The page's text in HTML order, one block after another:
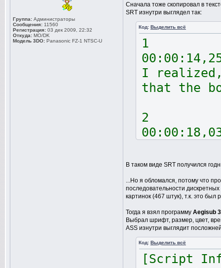
Группа: Администраторы
Сообщения: 11560
Регистрация: 03 дек 2009, 22:32
Откуда: MO/DK
Модель 3DO: Panasonic FZ-1 NTSC-U
Сначала тоже скопировал в
SRT изнутри выглядел так:
Код: Выделить всё
1
I
that the
2
starry
3
glimpse. I
might
В таком виде SRT получился
...Но я обломался, потому что
последовательности
картинок (467 штук), т.к. это
Тогда я взял программу Aegisub
Выбрал шрифт, размер, цвет,
ASS изнутри выглядит
Код: Выделить всё
[Script